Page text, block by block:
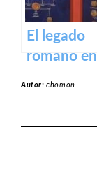
El legado
romano en
Autor:chomon